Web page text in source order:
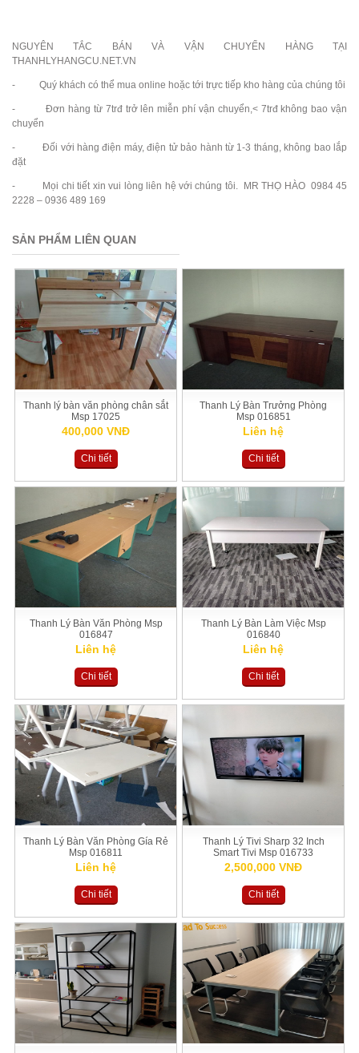
NGUYÊN TẮC BÁN VÀ VẬN CHUYỂN HÀNG TẠI
THANHLYHANGCU.NET.VN
- Quý khách có thể mua online hoặc tới trực tiếp kho hàng của chúng tôi
- Đơn hàng từ 7trđ trở lên miễn phí vận chuyển,< 7trđ không bao vận
chuyển
- Đối với hàng điện máy, điện tử bảo hành từ 1-3 tháng, không bao lắp
đặt
- Mọi chi tiết xin vui lòng liên hệ với chúng tôi. MR THỌ HÀO 0984 45
2228 – 0936 489 169
SẢN PHẨM LIÊN QUAN
Thanh lý bàn văn phòng chân sắt
Msp 17025
400,000 VNĐ
Chi tiết
Thanh Lý Bàn Trưởng Phòng
Msp 016851
Liên hệ
Chi tiết
Thanh Lý Bàn Văn Phòng Msp
016847
Liên hệ
Chi tiết
Thanh Lý Bàn Làm Việc Msp
016840
Liên hệ
Chi tiết
Thanh Lý Bàn Văn Phòng Gía Rẻ
Msp 016811
Liên hệ
Chi tiết
Thanh Lý Tivi Sharp 32 Inch
Smart Tivi Msp 016733
2,500,000 VNĐ
Chi tiết